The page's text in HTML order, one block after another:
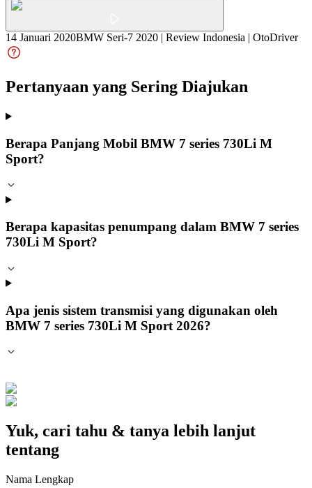
14 Januari 2020BMW Seri-7 2020 | Review Indonesia | OtoDriver
Pertanyaan yang Sering Diajukan
Berapa Panjang Mobil BMW 7 series 730Li M
Sport?
Berapa kapasitas penumpang dalam BMW 7 series
730Li M Sport?
Apa jenis sistem transmisi yang digunakan oleh
BMW 7 series 730Li M Sport 2026?
Yuk, cari tahu & tanya lebih lanjut
tentang
Nama Lengkap